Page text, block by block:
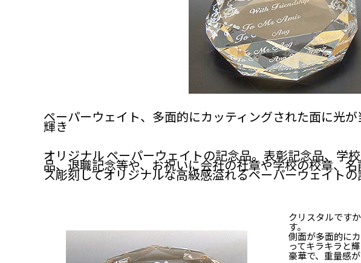
ペーパーウェイト、多面的にカッティングされた面に光
輝き
オリジナル ペーパーウェイトの記念品。表彰記念品、学
品、退職記念等や、お祝いに会社の社章や学校の校章、
ス彫刻してオリジナルな高級感溢れるペーパーウェイトの
クリスタルです
す。
側面が多面的に
ってキラキラと
豪華で、重量感